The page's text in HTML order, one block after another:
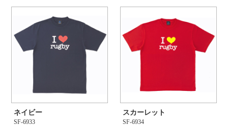
ネイビー
SF-6933
スカーレット
SF-6934